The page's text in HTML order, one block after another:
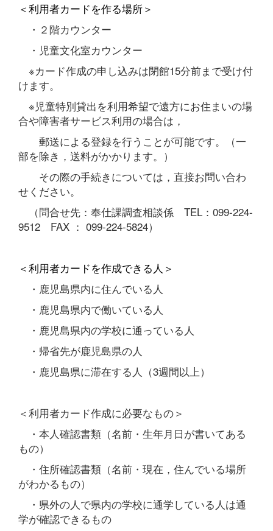
＜利用者カードを作る場所＞
・２階カウンター
・児童文化室カウンター
※カード作成の申し込みは閉館15分前まで受け付
けます。
※児童特別貸出を利用希望で遠方にお住まいの場
合や障害者サービス利用の場合は，
郵送による登録を行うことが可能です。（一
部を除き，送料がかかります。）
その際の手続きについては，直接お問い合わ
せください。
（問合せ先：奉仕課調査相談係 TEL：099-224-
9512 FAX ： 099-224-5824）
＜利用者カードを作成できる人＞
・鹿児島県内に住んでいる人
・鹿児島県内で働いている人
・鹿児島県内の学校に通っている人
・帰省先が鹿児島県の人
・鹿児島県に滞在する人（3週間以上）
＜利用者カード作成に必要なもの＞
・本人確認書類（名前・生年月日が書いてある
もの）
・住所確認書類（名前・現在，住んでいる場所
がわかるもの）
・県外の人で県内の学校に通学している人は通
学が確認できるもの